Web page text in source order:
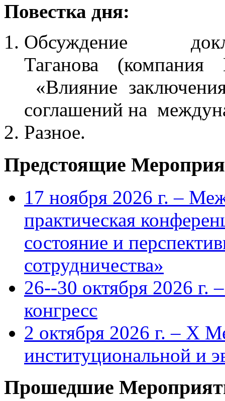
Повестка дня:
Обсуждение
Таганова
«Влияние
соглашений на
Разное.
Предстоящие
17 ноября 2026 г. –
практическая
состояние и
сотрудничества»
26--30 октября 2026 г.
конгресс
2 октября 2026 г. – X
институциональной и
Прошедшие